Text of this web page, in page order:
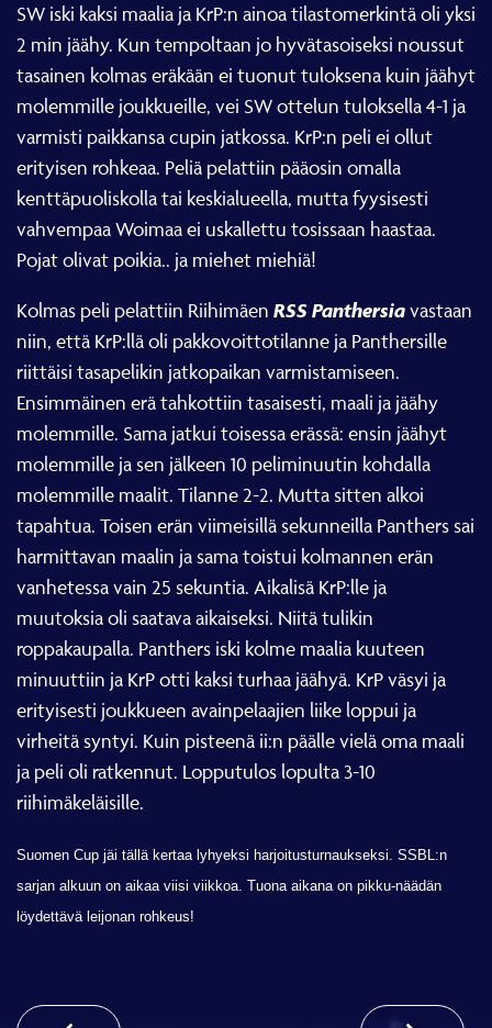
SW iski kaksi maalia ja KrP:n ainoa tilastomerkintä oli yksi
2 min jäähy. Kun tempoltaan jo hyvätasoiseksi noussut
tasainen kolmas eräkään ei tuonut tuloksena kuin jäähyt
molemmille joukkueille, vei SW ottelun tuloksella 4-1 ja
varmisti paikkansa cupin jatkossa. KrP:n peli ei ollut
erityisen rohkeaa. Peliä pelattiin pääosin omalla
kenttäpuoliskolla tai keskialueella, mutta fyysisesti
vahvempaa Woimaa ei uskallettu tosissaan haastaa.
Pojat olivat poikia.. ja miehet miehiä!
Kolmas peli pelattiin Riihimäen RSS Panthersiavastaan
niin, että KrP:llä oli pakkovoittotilanne ja Panthersille
riittäisi tasapelikin jatkopaikan varmistamiseen.
Ensimmäinen erä tahkottiin tasaisesti, maali ja jäähy
molemmille. Sama jatkui toisessa erässä: ensin jäähyt
molemmille ja sen jälkeen 10 peliminuutin kohdalla
molemmille maalit. Tilanne 2-2. Mutta sitten alkoi
tapahtua. Toisen erän viimeisillä sekunneilla Panthers sai
harmittavan maalin ja sama toistui kolmannen erän
vanhetessa vain 25 sekuntia. Aikalisä KrP:lle ja
muutoksia oli saatava aikaiseksi. Niitä tulikin
roppakaupalla. Panthers iski kolme maalia kuuteen
minuuttiin ja KrP otti kaksi turhaa jäähyä. KrP väsyi ja
erityisesti joukkueen avainpelaajien liike loppui ja
virheitä syntyi. Kuin pisteenä ii:n päälle vielä oma maali
ja peli oli ratkennut. Lopputulos lopulta 3-10
riihimäkeläisille.
Suomen Cup jäi tällä kertaa lyhyeksi harjoitusturnaukseksi. SSBL:n
sarjan alkuun on aikaa viisi viikkoa. Tuona aikana on pikku-näädän
löydettävä leijonan rohkeus!